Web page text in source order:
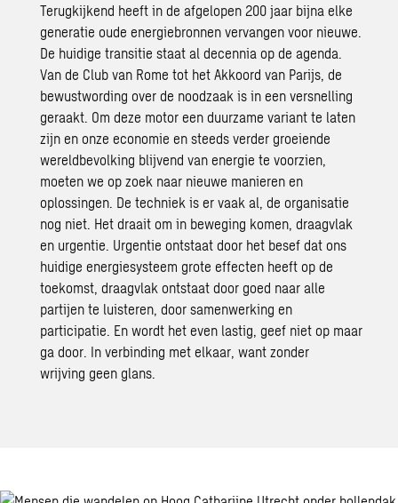
Terugkijkend heeft in de afgelopen 200 jaar bijna elke
generatie oude energiebronnen vervangen voor nieuwe.
De huidige transitie staat al decennia op de agenda.
Van de Club van Rome tot het Akkoord van Parijs, de
bewustwording over de noodzaak is in een versnelling
geraakt. Om deze motor een duurzame variant te laten
zijn en onze economie en steeds verder groeiende
wereldbevolking blijvend van energie te voorzien,
moeten we op zoek naar nieuwe manieren en
oplossingen. De techniek is er vaak al, de organisatie
nog niet. Het draait om in beweging komen, draagvlak
en urgentie. Urgentie ontstaat door het besef dat ons
huidige energiesysteem grote effecten heeft op de
toekomst, draagvlak ontstaat door goed naar alle
partijen te luisteren, door samenwerking en
participatie. En wordt het even lastig, geef niet op maar
ga door. In verbinding met elkaar, want zonder
wrijving geen glans.